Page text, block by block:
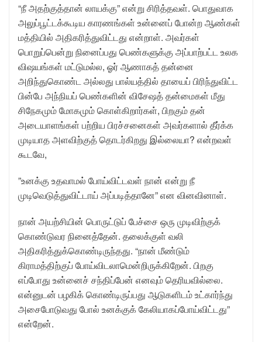
“நீ அதற்குத்தான் லாயக்கு” என்று சிரித்தவள். பொதுவாக
அலுப்பூட்டக்கூடிய காரணங்கள் உன்னைப் போன்ற ஆண்கள்
மத்தியில் அதிகரித்துவிட்டது என்றாள். அவர்கள்
பொறுப்பென்று நினைப்பது பெண்களுக்கு அப்பாற்பட்ட உலக
விஷயங்கள் மட்டுமல்ல, ஓர் ஆணாகத் தன்னை
அறிந்துகொண்ட அல்லது பால்யத்தில் தாயைப் பிரிந்துவிட்ட
பின்பே அந்நியப் பெண்களின் விசேஷத் தன்மைகள் மீது
சிநேகமும் மோகமும் கொள்கிறார்கள், பிறகும் தன்
அடையாளங்கள் பற்றிய பிரச்சனைகள் அவர்களால் தீர்க்க
முடியாத அளவிற்குத் தொடர்கிறது இல்லையா? என்றவள்
கூடவே,
”உனக்கு உதவாமல் போய்விட்டவள் நான் என்று நீ
முடிவெடுத்துவிட்டாய் அப்படித்தானே” என வினவினாள்.
நான் அயற்சியின் பொருட்டுப் பேச்சை ஒரு முடிவிற்குக்
கொண்டுவர நினைத்தேன். தலைக்குள் வலி
அதிகரித்துக்கொண்டிருந்தது. “நான் மீண்டும்
கிராமத்திற்குப் போய்விடலாமென்றிருக்கிறேன். பிறகு
எப்போது உன்னைச் சந்திப்பேன் எனவும் தெரியவில்லை.
என்னுடன் பழகிக் கொண்டிருப்பது ஆடுகளிடம் உட்கார்ந்து
அசைபோடுவது போல் உனக்குக் கேலியாகப்போய்விட்டது”
என்றேன்.